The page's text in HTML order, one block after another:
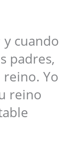
cuando
padres,
Yo
reino